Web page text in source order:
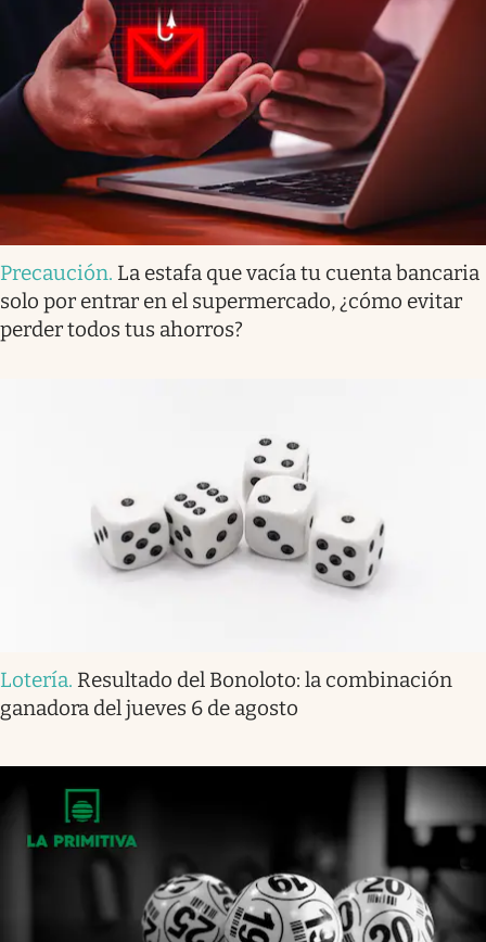
Precaución. La estafa que vacía tu cuenta bancaria
solo por entrar en el supermercado, ¿cómo evitar
perder todos tus ahorros?
Lotería. Resultado del Bonoloto: la combinación
ganadora del jueves 6 de agosto